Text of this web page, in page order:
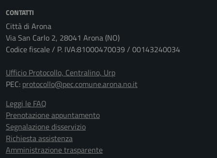
CONTATTI
Città di Arona
Via San Carlo 2, 28041 Arona (NO)
Codice fiscale / P. IVA:81000470039 / 00143240034
Ufficio Protocollo, Centralino, Urp
PEC: protocollo@pec.comune.arona.no.it
Leggi le FAQ
Prenotazione appuntamento
Segnalazione disservizio
Richiesta assistenza
Amministrazione trasparente